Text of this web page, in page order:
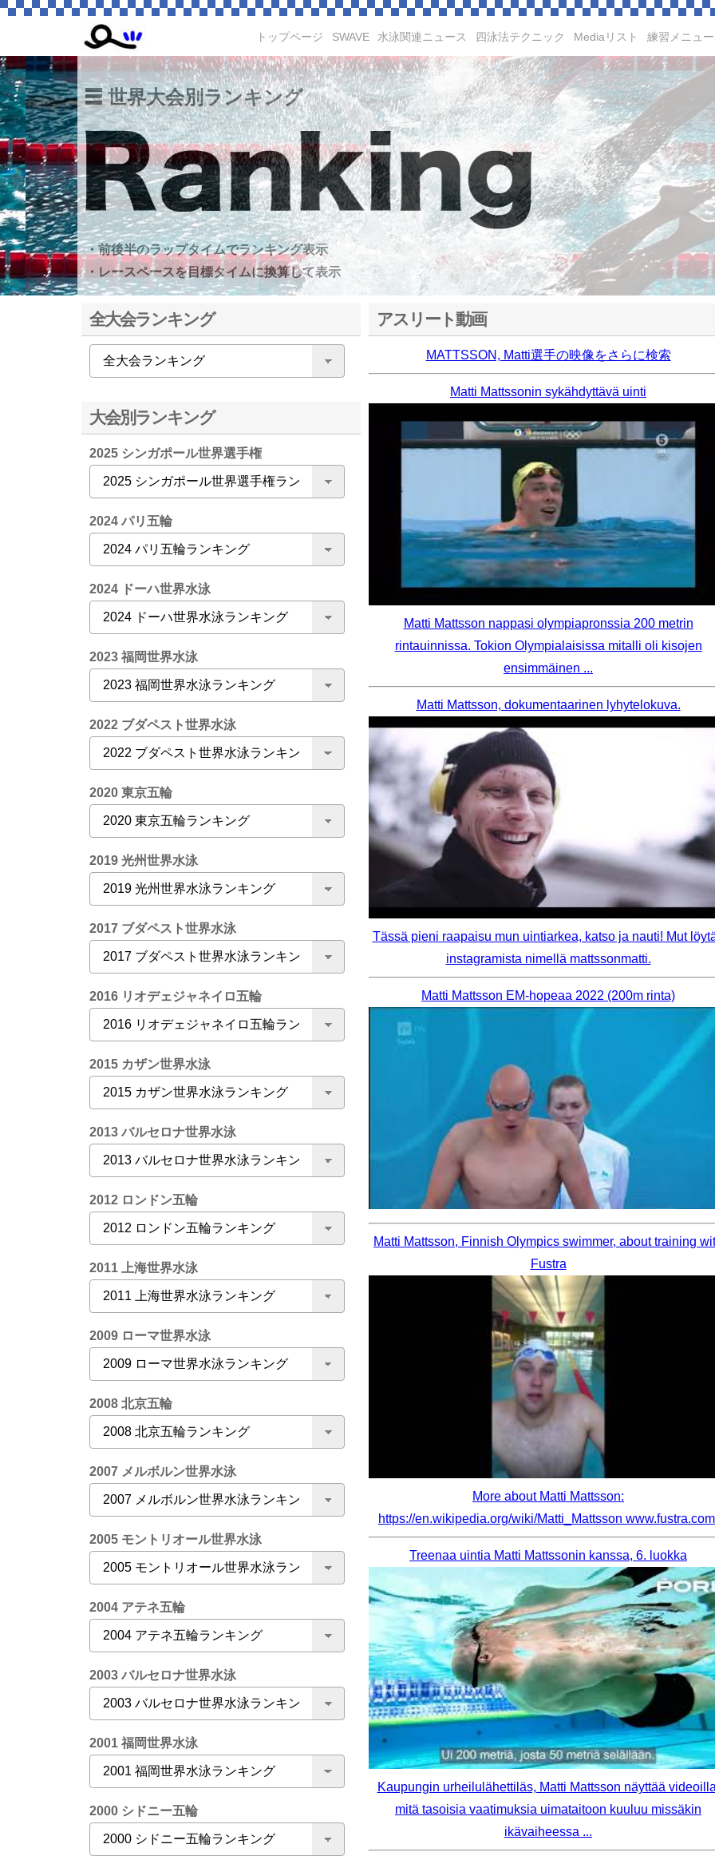
トップページ SWAVE 水泳関連ニュース 四泳法テクニック Mediaリスト 練習メニュー
世界大会別ランキング
・前後半のラップタイムでランキング表示
・レースペースを目標タイムに換算して表示
全大会ランキング
大会別ランキング
2025 シンガポール世界選手権
2024 パリ五輪
2024 ドーハ世界水泳
2023 福岡世界水泳
2022 ブダペスト世界水泳
2020 東京五輪
2019 光州世界水泳
2017 ブダペスト世界水泳
2016 リオデェジャネイロ五輪
2015 カザン世界水泳
2013 バルセロナ世界水泳
2012 ロンドン五輪
2011 上海世界水泳
2009 ローマ世界水泳
2008 北京五輪
2007 メルボルン世界水泳
2005 モントリオール世界水泳
2004 アテネ五輪
2003 バルセロナ世界水泳
2001 福岡世界水泳
2000 シドニー五輪
アスリート動画
MATTSSON, Matti選手の映像をさらに検索
Matti Mattssonin sykähdyttävä uinti
Matti Mattsson nappasi olympiapronssia 200 metrin
rintauinnissa. Tokion Olympialaisissa mitalli oli kisojen
ensimmäinen ...
Matti Mattsson, dokumentaarinen lyhytelokuva.
Tässä pieni raapaisu mun uintiarkea, katso ja nauti! Mut
instagramista nimellä mattssonmatti.
Matti Mattsson EM-hopeaa 2022 (200m rinta)
Matti Mattsson, Finnish Olympics swimmer, about training
Fustra
More about Matti Mattsson:
https://en.wikipedia.org/wiki/Matti_Mattsson
Treenaa uintia Matti Mattssonin kanssa, 6. luokka
Kaupungin urheilulähettiläs, Matti Mattsson näyttää
mitä tasoisia vaatimuksia uimataitoon kuuluu missäkin
ikävaiheessa ...